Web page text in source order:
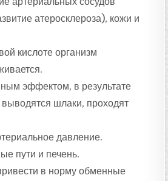
атеросклероза), кожи и
кислоте организм
эффектом, в результате
выводятся шлаки, проходят
давление.
пути и печень.
в норму обменные